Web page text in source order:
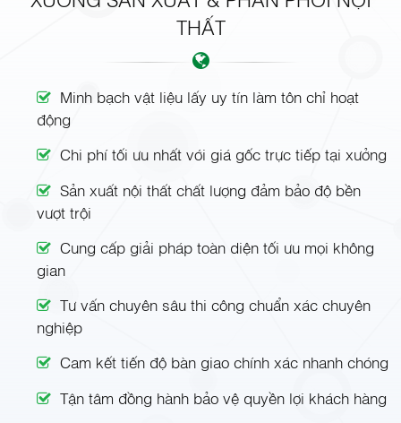
THẤT
Minh bạch vật liệu lấy uy tín làm tôn chỉ hoạt
động
Chi phí tối ưu nhất với giá gốc trực tiếp tại xưởng
Sản xuất nội thất chất lượng đảm bảo độ bền
vượt trội
Cung cấp giải pháp toàn diện tối ưu mọi không
gian
Tư vấn chuyên sâu thi công chuẩn xác chuyên
nghiệp
Cam kết tiến độ bàn giao chính xác nhanh chóng
Tận tâm đồng hành bảo vệ quyền lợi khách hàng